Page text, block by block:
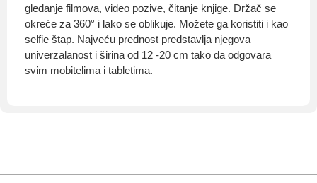
gledanje filmova, video pozive, čitanje knjige. Držač se
okreće za 360° i lako se oblikuje. Možete ga koristiti i kao
selfie štap. Najveću prednost predstavlja njegova
univerzalanost i širina od 12 -20 cm tako da odgovara
svim mobitelima i tabletima.